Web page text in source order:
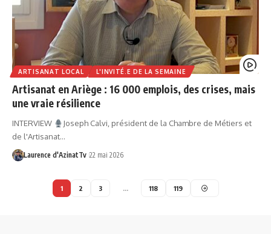
ARTISANAT LOCAL L'INVITÉ.E DE LA SEMAINE
Artisanat en Ariège : 16 000 emplois, des crises, mais
une vraie résilience
INTERVIEW
Joseph Calvi, président de la Chambre de Métiers et
de l'Artisanat…
Laurence d'AzinatTv 22 mai 2026
1 2 3 … 118 119